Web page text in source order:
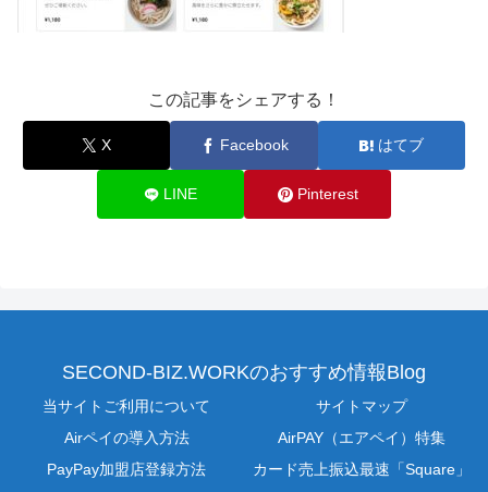
この記事をシェアする！
X Facebook はてブ
LINE Pinterest
SECOND-BIZ.WORKのおすすめ情報Blog
当サイトご利用について
サイトマップ
Airペイの導入方法
AirPAY（エアペイ）特集
PayPay加盟店登録方法
カード売上振込最速「Square」